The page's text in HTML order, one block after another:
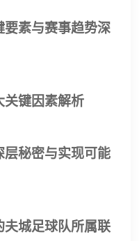
素与赛事趋势深
关键因素解析
层秘密与实现可能
夫城足球队所属联